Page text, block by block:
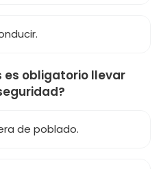
es obligatorio llevar
de poblado.